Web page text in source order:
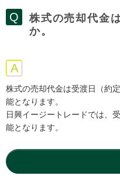
株式の売却代金
か。
株式の売却代金は受渡日（約
能となります。
日興イージートレードでは、
能となります。